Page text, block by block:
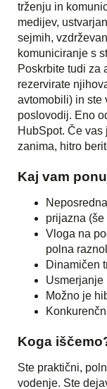
trženju in
medijev,
sejmih,
komuniciranje s
Poskrbite tudi za
rezervirate
avtomobili) in ste
poslovodij. Eno
HubSpot. Če
zanima, hitro
Kaj vam
prijazna
Vloga na
polna
Dinamičen
Usmerjanje
Možno je
Koga
Ste praktični,
vodenje. Ste